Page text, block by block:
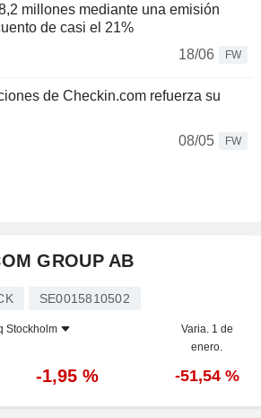
millones mediante una emisión
de casi el 21%
18/06
FW
de Checkin.com refuerza su
08/05
FW
GROUP AB
SE0015810502
Stockholm
Varia. 1 de
enero.
-1,95 % -51,54 %